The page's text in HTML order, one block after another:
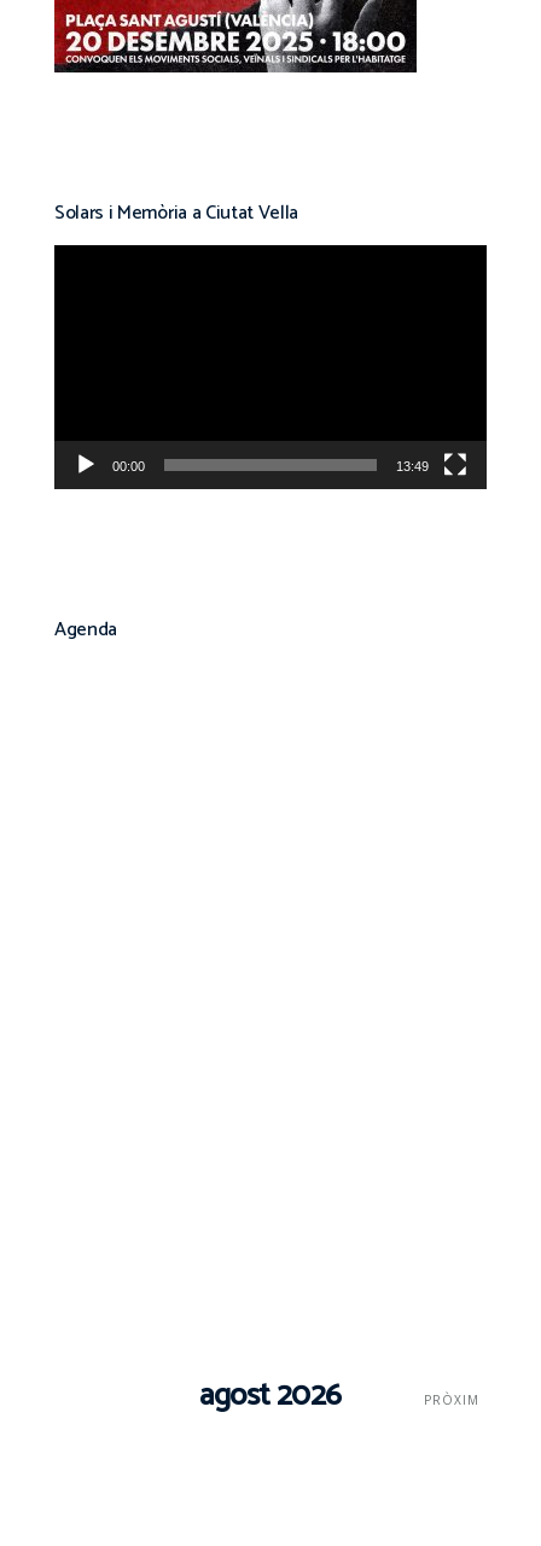
Solars i Memòria a Ciutat Vella
00:00 13:49
Agenda
agost 2026 PRÒXIM